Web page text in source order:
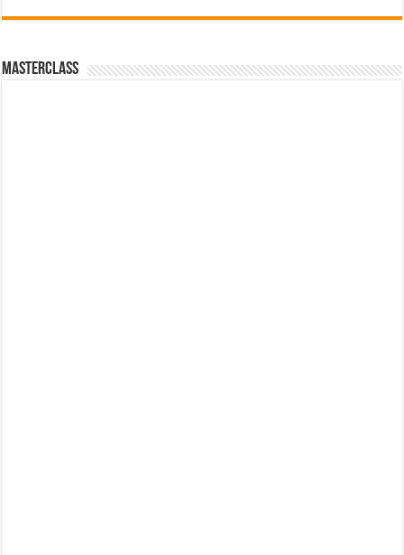
MasterClass